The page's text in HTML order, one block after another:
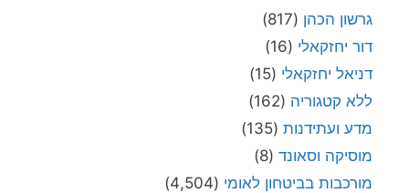
גרשון הכהן (817)
דור יחזקאלי (16)
דניאל יחזקאלי (15)
ללא קטגוריה (162)
מדע ועתידנות (135)
מוסיקה וסאונד (8)
מורכבות בביטחון לאומי (4,504)